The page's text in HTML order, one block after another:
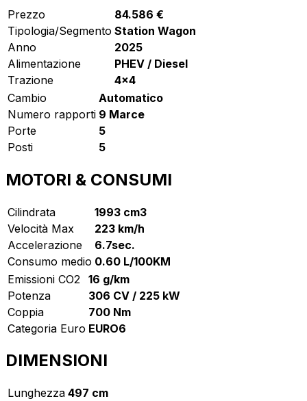
Prezzo
84.586 €
Tipologia/Segmento Station Wagon
Anno
2025
Alimentazione
PHEV / Diesel
Trazione
4x4
Cambio
Automatico
Numero rapporti 9 Marce
Porte
5
Posti
5
MOTORI & CONSUMI
Cilindrata
1993 cm3
Velocità Max
223 km/h
Accelerazione
6.7sec.
Consumo medio 0.60 L/100KM
Emissioni CO2
16 g/km
Potenza
306 CV / 225 kW
Coppia
700 Nm
Categoria Euro EURO6
DIMENSIONI
Lunghezza 497 cm